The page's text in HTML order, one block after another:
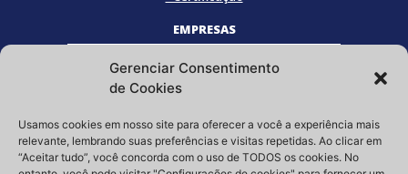
Gerenciar Consentimento
de Cookies
Usamos cookies em nosso site para oferecer a você a experiência mais
relevante, lembrando suas preferências e visitas repetidas. Ao clicar em
“Aceitar tudo”, você concorda com o uso de TODOS os cookies. No
EMPRESAS
• Empresas Associadas
• Empresas Certificadas
• Empresas Parceiras
SOCIAL
Siga a GRISTEC nas redes sociais